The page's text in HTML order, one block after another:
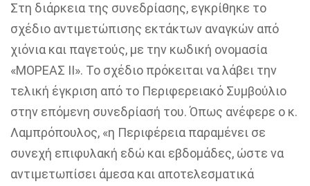
Στη διάρκεια της συνεδρίασης, εγκρίθηκε το
σχέδιο αντιμετώπισης εκτάκτων αναγκών από
χιόνια και παγετούς, με την κωδική ονομασία
«ΜΟΡΕΑΣ ΙΙ». Το σχέδιο πρόκειται να λάβει την
τελική έγκριση από το Περιφερειακό Συμβούλιο
στην επόμενη συνεδρίασή του. Όπως ανέφερε ο κ.
Λαμπρόπουλος, «η Περιφέρεια παραμένει σε
συνεχή επιφυλακή εδώ και εβδομάδες, ώστε να
αντιμετωπίσει άμεσα και αποτελεσματικά